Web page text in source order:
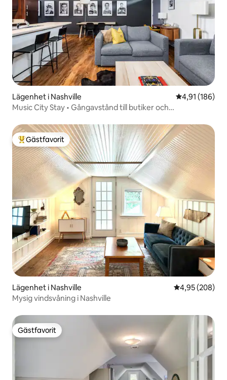
Lägenhet i Nashville 4,91 av 5 i
4,91 (186)
Music City Stay • Gångavstånd till butiker och
Populär gästfavorit
Gästfavorit
Lägenhet i Nashville 4,95 av 5 i
4,95 (208)
Mysig vindsvåning i Nashville
Gästfavorit
Gästfavorit